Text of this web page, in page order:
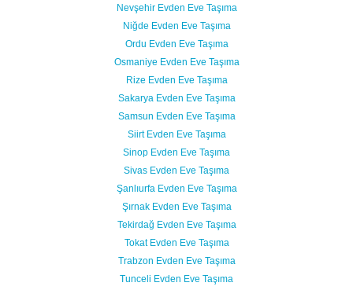
Nevşehir Evden Eve Taşıma
Niğde Evden Eve Taşıma
Ordu Evden Eve Taşıma
Osmaniye Evden Eve Taşıma
Rize Evden Eve Taşıma
Sakarya Evden Eve Taşıma
Samsun Evden Eve Taşıma
Siirt Evden Eve Taşıma
Sinop Evden Eve Taşıma
Sivas Evden Eve Taşıma
Şanlıurfa Evden Eve Taşıma
Şırnak Evden Eve Taşıma
Tekirdağ Evden Eve Taşıma
Tokat Evden Eve Taşıma
Trabzon Evden Eve Taşıma
Tunceli Evden Eve Taşıma